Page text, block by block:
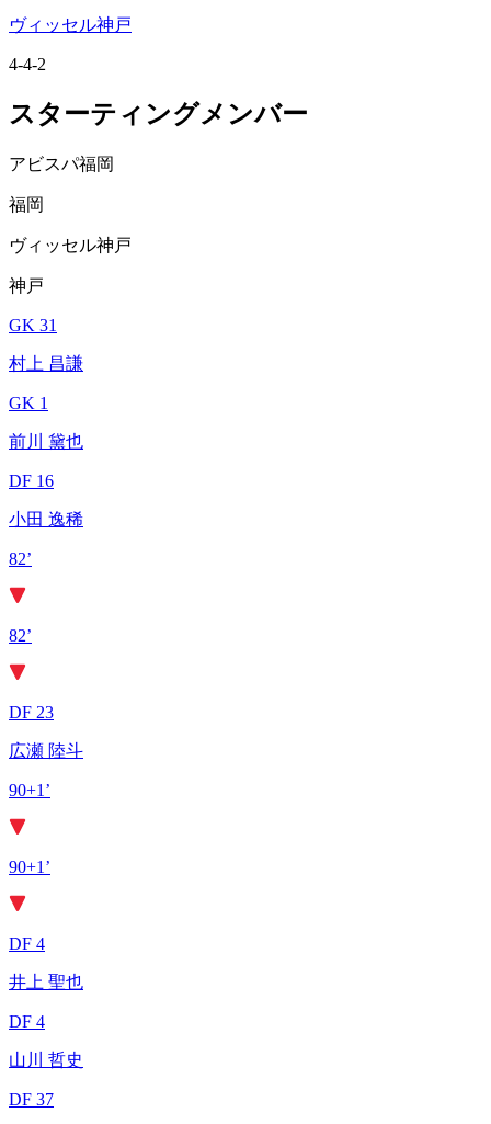
ヴィッセル神戸
4-4-2
スターティングメンバー
アビスパ福岡
福岡
ヴィッセル神戸
神戸
GK 31
村上 昌謙
GK 1
前川 黛也
DF 16
小田 逸稀
82’
82’
DF 23
広瀬 陸斗
90+1’
90+1’
DF 4
井上 聖也
DF 4
山川 哲史
DF 37